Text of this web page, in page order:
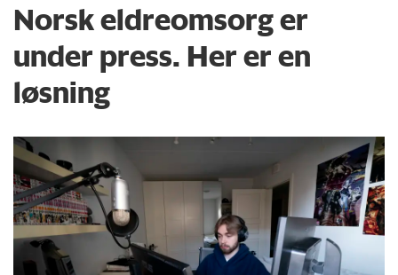
Norsk eldreomsorg er
under press. Her er en
løsning